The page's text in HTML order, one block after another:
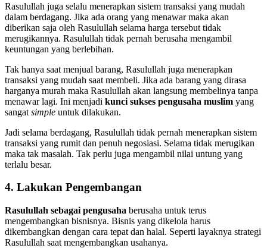
Rasulullah juga selalu menerapkan sistem transaksi yang mudah
dalam berdagang. Jika ada orang yang menawar maka akan
diberikan saja oleh Rasulullah selama harga tersebut tidak
merugikannya. Rasulullah tidak pernah berusaha mengambil
keuntungan yang berlebihan.
Tak hanya saat menjual barang, Rasulullah juga menerapkan
transaksi yang mudah saat membeli. Jika ada barang yang dirasa
harganya murah maka Rasulullah akan langsung membelinya tanpa
menawar lagi. Ini menjadi kunci sukses pengusaha muslim yang
sangat simple untuk dilakukan.
Jadi selama berdagang, Rasulullah tidak pernah menerapkan sistem
transaksi yang rumit dan penuh negosiasi. Selama tidak merugikan
maka tak masalah. Tak perlu juga mengambil nilai untung yang
terlalu besar.
4. Lakukan Pengembangan
Rasulullah sebagai pengusaha berusaha untuk terus
mengembangkan bisnisnya. Bisnis yang dikelola harus
dikembangkan dengan cara tepat dan halal. Seperti layaknya strategi
Rasulullah saat mengembangkan usahanya.